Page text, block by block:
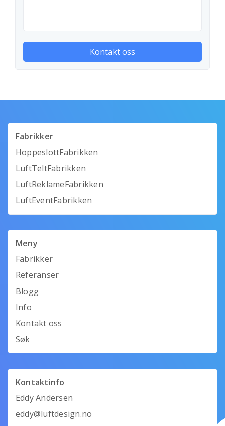
Fabrikker
HoppeslottFabrikken
LuftTeltFabrikken
LuftReklameFabrikken
LuftEventFabrikken
Meny
Fabrikker
Referanser
Blogg
Info
Kontakt oss
Søk
Kontaktinfo
Eddy Andersen
eddy@luftdesign.no